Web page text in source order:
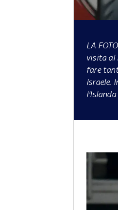
LA
visita al
fare
Israele.
l'Islanda